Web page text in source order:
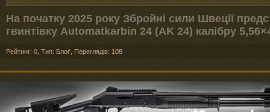
На початку 2025 року Збройні сили Швеції
гвинтівку Automatkarbin 24 (AK 24) калібру
Рейтинг: 0 Тип: Блоґ Переглядів: 108